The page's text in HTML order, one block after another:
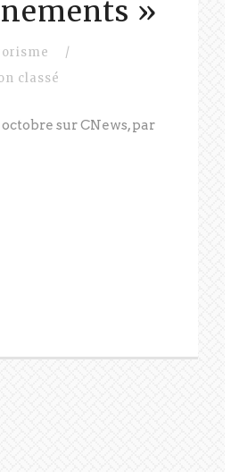
»
/
classé
sur CNews, par